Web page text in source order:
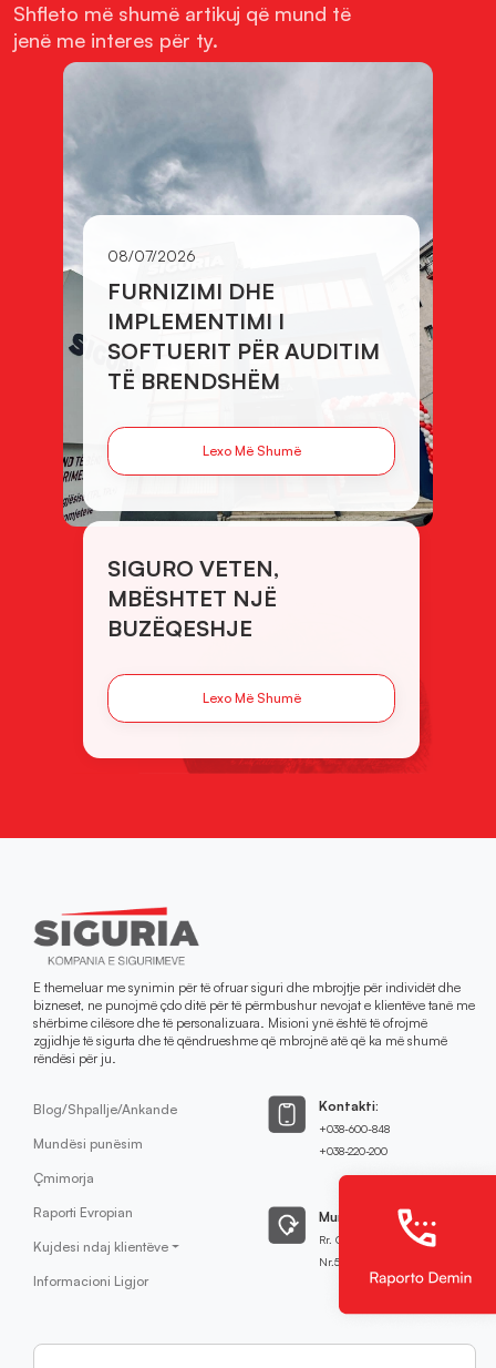
Shfleto më shumë artikuj që mund të
jenë me interes për ty.
08/07/2026
FURNIZIMI DHE
IMPLEMENTIMI I
SOFTUERIT PËR AUDITIM
TË BRENDSHËM
Lexo Më Shumë
SIGURO VETEN,
MBËSHTET NJË
BUZËQESHJE
Lexo Më Shumë
E themeluar me synimin për të ofruar siguri dhe mbrojtje për individët dhe
bizneset, ne punojmë çdo ditë për të përmbushur nevojat e klientëve tanë me
shërbime cilësore dhe të personalizuara. Misioni ynë është të ofrojmë
zgjidhje të sigurta dhe të qëndrueshme që mbrojnë atë që ka më shumë
rëndësi për ju.
Blog/Shpallje/Ankande
Mundësi punësim
Çmimorja
Raporti Evropian
Kujdesi ndaj klientëve
Informacioni Ligjor
Kontakti:
+038-600-848
+038-220-200
Mund të na gjeni:
Rr. Qamil Hoxha
Nr.51,Prishtinë